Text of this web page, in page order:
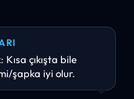
hassas kişiler için
Uzun süreli dış